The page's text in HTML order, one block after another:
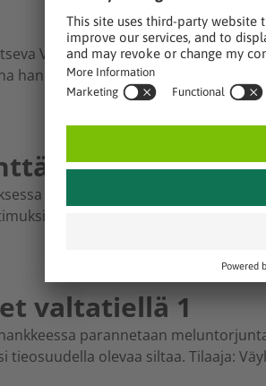
Vaasanpuistikko sai uudistetun
hankkeessa valvojan,
uudet kisapaikat, pinnoitteet
Finnmap Infra vastasi
valtatiellä 1
parannetaan
tieosuudella olevaa siltaa. Tilaaja: